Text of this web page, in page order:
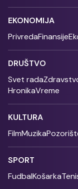
EKONOMIJA
PrivredaFinansije
DRUŠTVO
Svet rada
HronikaVreme
KULTURA
FilmMuzika
SPORT
FudbalKošarka